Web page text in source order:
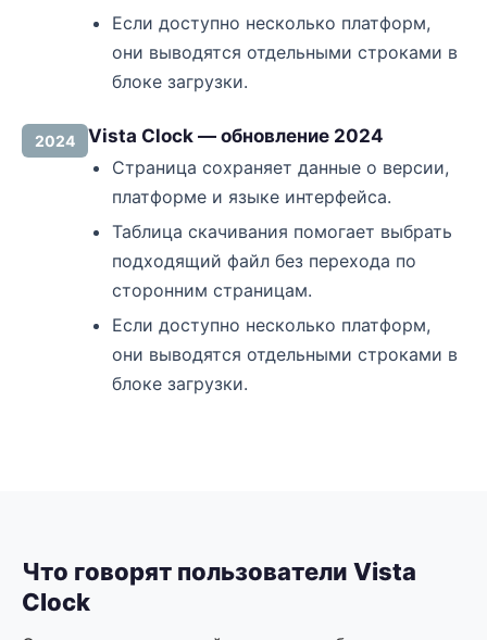
Если доступно несколько платформ,
они выводятся отдельными строками в
блоке загрузки.
2024
Vista Clock — обновление 2024
Страница сохраняет данные о версии,
платформе и языке интерфейса.
Таблица скачивания помогает выбрать
подходящий файл без перехода по
сторонним страницам.
Если доступно несколько платформ,
они выводятся отдельными строками в
блоке загрузки.
Что говорят пользователи Vista
Clock